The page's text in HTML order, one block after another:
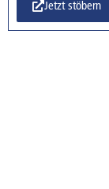
Jetzt stöbern